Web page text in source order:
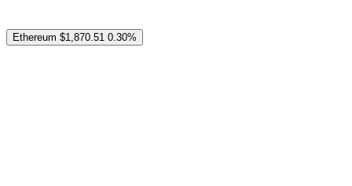
Ethereum $1,870.51 0.30%